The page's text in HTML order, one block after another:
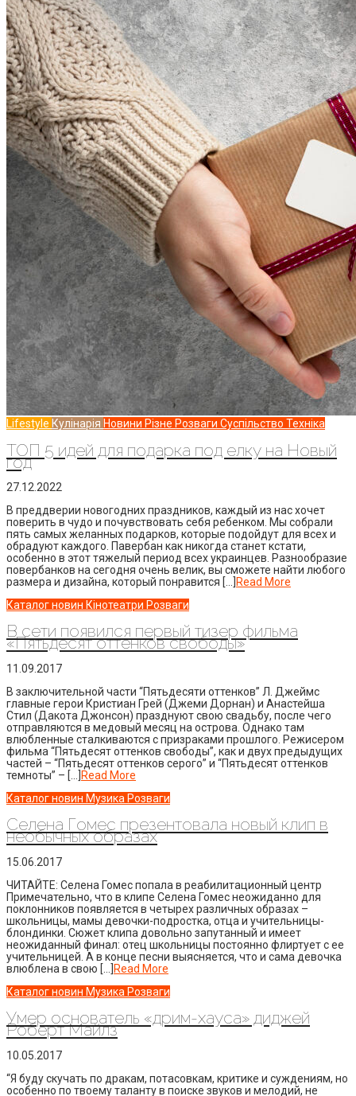
Lifestyle Кулінарія Новини Різне Розваги Суспільство Техніка
ТОП 5 идей для подарка под елку на Новый
год
27.12.2022
В преддверии новогодних праздников, каждый из нас хочет
поверить в чудо и почувствовать себя ребенком. Мы собрали
пять самых желанных подарков, которые подойдут для всех и
обрадуют каждого. Павербан как никогда станет кстати,
особенно в этот тяжелый период всех украинцев. Разнообразие
повербанков на сегодня очень велик, вы сможете найти любого
размера и дизайна, который понравится […]
Read More
Каталог новин Кінотеатри Розваги
В сети появился первый тизер фильма
«Пятьдесят оттенков свободы»
11.09.2017
В заключительной части “Пятьдесяти оттенков” Л. Джеймс
главные герои Кристиан Грей (Джеми Дорнан) и Анастейша
Стил (Дакота Джонсон) празднуют свою свадьбу, после чего
отправляются в медовый месяц на острова. Однако там
влюбленные сталкиваются с призраками прошлого. Режисером
фильма “Пятьдесят оттенков свободы”, как и двух предыдущих
частей – “Пятьдесят оттенков серого” и “Пятьдесят оттенков
темноты” – […]
Read More
Каталог новин Музика Розваги
Селена Гомес презентовала новый клип в
необычных образах
15.06.2017
ЧИТАЙТЕ: Селена Гомес попала в реабилитационный центр
Примечательно, что в клипе Селена Гомес неожиданно для
поклонников появляется в четырех различных образах –
школьницы, мамы девочки-подростка, отца и учительницы-
блондинки. Сюжет клипа довольно запутанный и имеет
неожиданный финал: отец школьницы постоянно флиртует с ее
учительницей. А в конце песни выясняется, что и сама девочка
влюблена в свою […]
Read More
Каталог новин Музика Розваги
Умер основатель «дрим-хауса» диджей
Роберт Майлз
10.05.2017
“Я буду скучать по дракам, потасовкам, критике и суждениям, но
особенно по твоему таланту в поиске звуков и мелодий, не